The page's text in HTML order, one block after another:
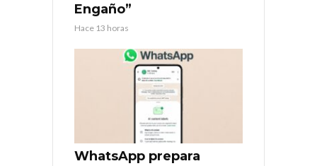
Engaño”
Hace 13 horas
WhatsApp prepara